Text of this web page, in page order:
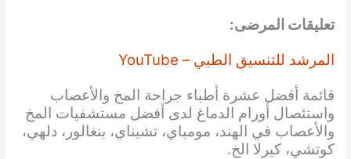
تعليقات المرضى:
المرشد للتنسيق الطبي – YouTube
قائمة أفضل عشرة أطباء جراحة المخ والأعصاب
واستئصال أورام الدماغ لدى أفضل مستشفيات المخ
والأعصاب في الهند، مومباي، تشيناي، بنغالور، دلهي،
كوتشي، كيرلا الخ.